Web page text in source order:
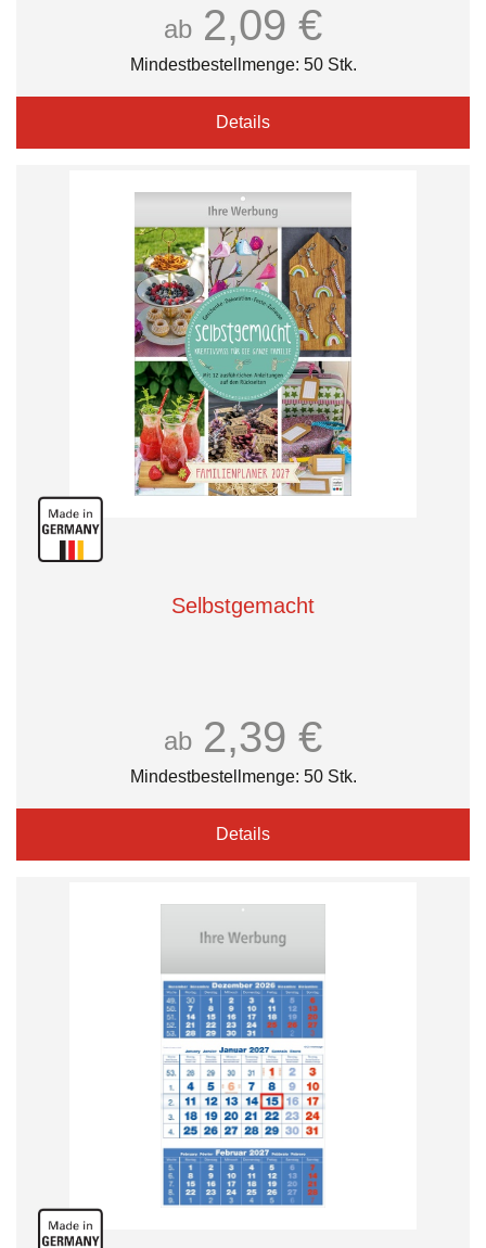
ab 2,09 €
Mindestbestellmenge: 50 Stk.
Details
Selbstgemacht
ab 2,39 €
Mindestbestellmenge: 50 Stk.
Details